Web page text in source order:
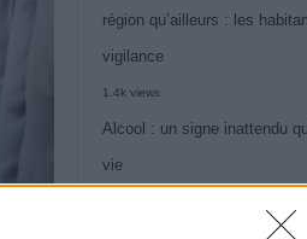
région qu’ailleurs : les
vigilance
1.4k views
Alcool : un signe inattendu
vie